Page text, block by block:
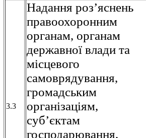
3.3
Надання роз’яснень
правоохоронним
органам, органам
державної влади та
місцевого
самоврядування,
громадським
організаціям,
суб’єктам
господарювання,